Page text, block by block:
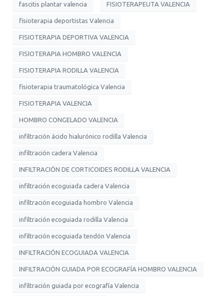
fascitis plantar valencia FISIOTERAPEUTA VALENCIA
fisioterapia deportistas Valencia
FISIOTERAPIA DEPORTIVA VALENCIA
FISIOTERAPIA HOMBRO VALENCIA
FISIOTERAPIA RODILLA VALENCIA
fisioterapia traumatológica Valencia
FISIOTERAPIA VALENCIA
HOMBRO CONGELADO VALENCIA
infiltración ácido hialurónico rodilla Valencia
infiltración cadera Valencia
INFILTRACIÓN DE CORTICOIDES RODILLA VALENCIA
infiltración ecoguiada cadera Valencia
infiltración ecoguiada hombro Valencia
infiltración ecoguiada rodilla Valencia
infiltración ecoguiada tendón Valencia
INFILTRACIÓN ECOGUIADA VALENCIA
INFILTRACIÓN GUIADA POR ECOGRAFÍA HOMBRO VALENCIA
infiltración guiada por ecografía Valencia